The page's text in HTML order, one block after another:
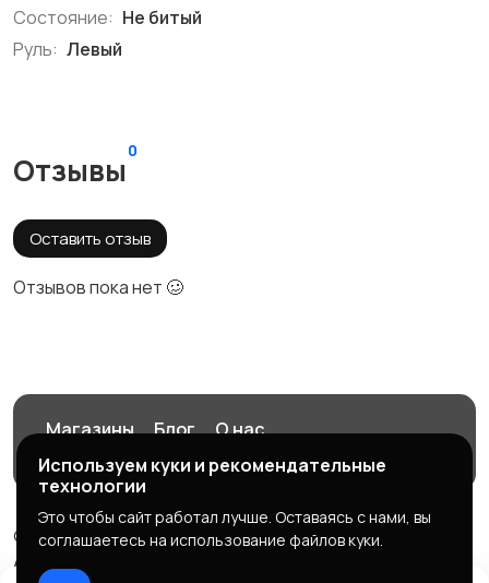
Состояние: Не битый
Руль: Левый
Отзывы
0
Оставить отзыв
Отзывов пока нет 🥴
Магазины Блог
О нас
Служба поддержки
© 2026 Aworki- покупай выгодно
Aworki - Автомобили, недвижимость, работа
Используем куки и рекомендательные
технологии
Это чтобы сайт работал лучше. Оставаясь с нами, вы
соглашаетесь на использование файлов куки.